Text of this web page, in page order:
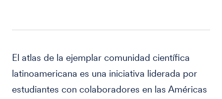
El atlas de la ejemplar comunidad científica
latinoamericana es una iniciativa liderada por
estudiantes con colaboradores en las Américas